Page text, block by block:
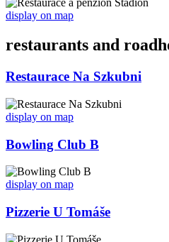
display on map
restaurants and
Restaurace Na Szkubni
display on map
Bowling Club B
display on map
Pizzerie U Tomáše